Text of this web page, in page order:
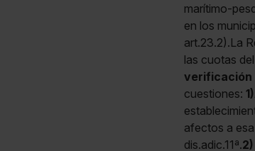
marítimo-
en los
art.23.2).La
las cuotas
verificación
cuestiones: 1)
afectos a
dis.adic.11ª.